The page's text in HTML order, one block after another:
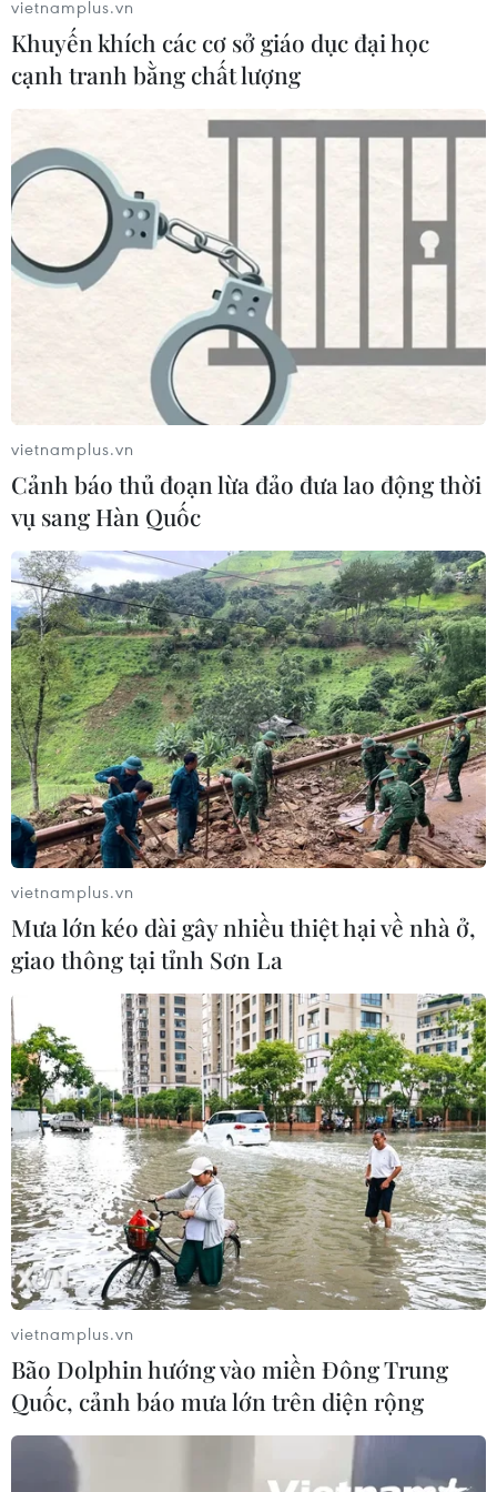
Trúc Lâm vùng Tây Yên Tử
14/02/2019 13:50
Không gian văn hóa Phật giáo Trúc Lâm vùng Tây Yên
Tử trưng bày hơn 200 hình ảnh, tài liệu, hiện vật mang
giá trị lịch sử, kiến trúc, nghệ thuật, khảo cổ học nổi bật.
Hình ảnh khai Hội Xuân và Tuần lễ
Văn hóa Tây Yên Tử
16/02/2019 11:40
Sáng 16/2 tại Khu du lịch tâm linh, Tây Yên Tử (xã Tuấn
Mậu, huyện Sơn Động), UBND tỉnh Bắc Giang tổ chức
Khai hội Xuân Tây Yên Tử năm 2019.
Khai mạc Tuần Văn hóa-Du lịch Bắc Giang
và Khai hội Xuân Tây Yên Tử
16/02/2019 12:07
Tuần Văn hóa-Du lịch Bắc Giang và Khai hội Xuân Tây
Yên Tử được tổ chức quy mô cấp tỉnh nhằm giới thiệu,
nguyên du lịch của tỉnh tới du khách.
vietnamplus.vn
Khuyến khích các cơ sở giáo dục đại học
cạnh tranh bằng chất lượng
vietnamplus.vn
Cảnh báo thủ đoạn lừa đảo đưa lao động thời
vụ sang Hàn Quốc
vietnamplus.vn
Mưa lớn kéo dài gây nhiều thiệt hại về nhà ở,
giao thông tại tỉnh Sơn La
vietnamplus.vn
Bão Dolphin hướng vào miền Đông Trung
Quốc, cảnh báo mưa lớn trên diện rộng